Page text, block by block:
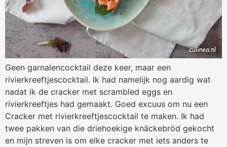
Geen garnalencocktail deze keer, maar een
rivierkreeftjescocktail. Ik had namelijk nog aardig wat
nadat ik de cracker met scrambled eggs en
rivierkreeftjes had gemaakt. Goed excuus om nu een
Cracker met rivierkreeftjescocktail te maken. Ik had
twee pakken van die driehoekige knäckebröd gekocht
en mijn streven is om elke cracker met iets anders te